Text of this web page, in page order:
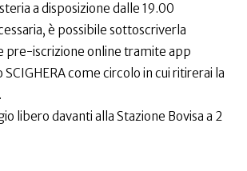
a disposizione dalle 19.00
è possibile sottoscriverla
pre-iscrizione online tramite app
come circolo in cui ritirerai la
libero davanti alla Stazione Bovisa a 2